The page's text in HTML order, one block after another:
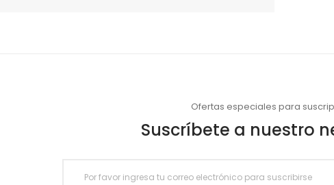
Ofertas especiales para
Suscríbete a nuestro